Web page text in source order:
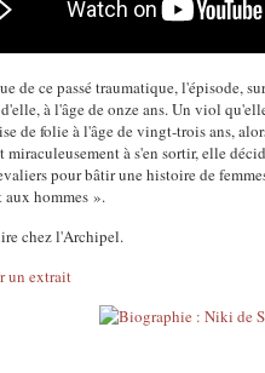
de ce passé traumatique, l'épisode,
à l'âge de onze ans. Un viol
de folie à l'âge de vingt-trois ans,
miraculeusement à s'en sortir, elle
pour bâtir une histoire de
aux hommes ».
chez l'Archipel.
un extrait